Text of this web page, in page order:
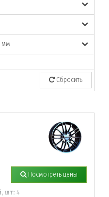
мм
Сбросить
шт: 4
Посмотреть цены
найдены!